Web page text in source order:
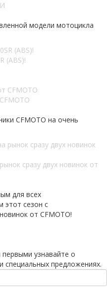
модели мотоцикла
(ABS)!
CFMOTO на очень
сразу двух новинок от
для всех
этот сезон с
от CFMOTO!
узнавайте о
специальных предложениях.